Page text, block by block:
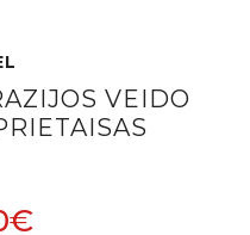
VEIDO